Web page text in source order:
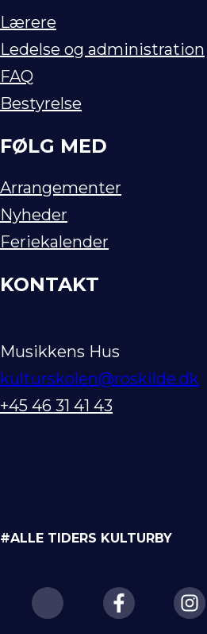
Lærere
Ledelse og administration
FAQ
Bestyrelse
FØLG MED
Arrangementer
Nyheder
Feriekalender
KONTAKT
Musikkens Hus
kulturskolen@roskilde.dk
+45 46 31 41 43
#ALLE TIDERS KULTURBY